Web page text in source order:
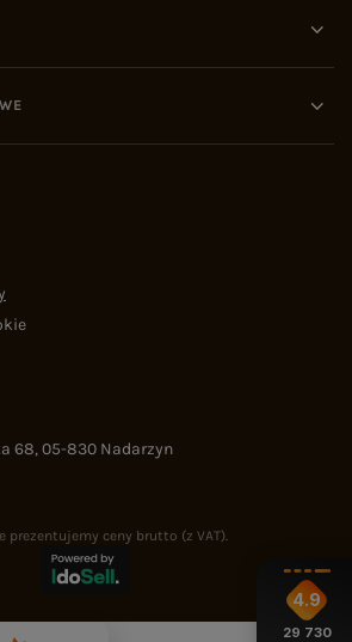
68,05-830 Nadarzyn
prezentujemy ceny brutto (z VAT).
4.9
29 730